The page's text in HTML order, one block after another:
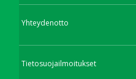
Yhteydenotto
Tietosuojailmoitukset